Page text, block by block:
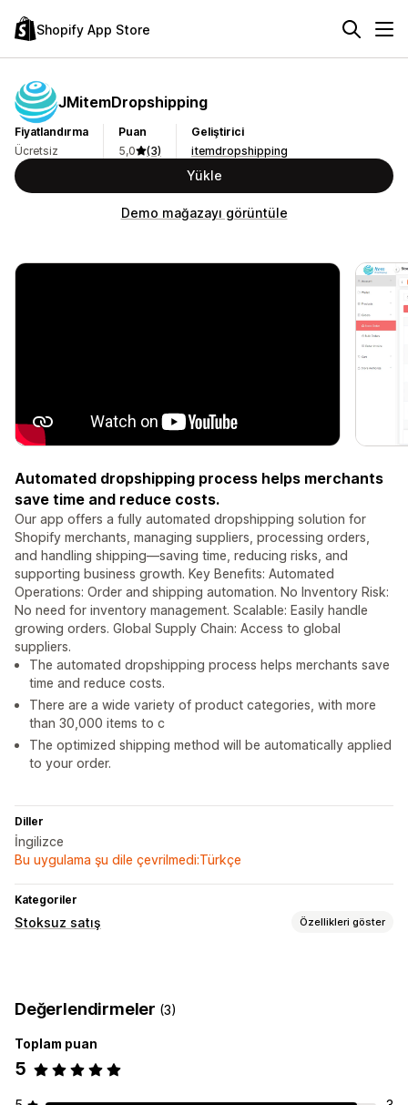
Shopify App Store
JMitemDropshipping
Fiyatlandırma
Ücretsiz
Puan
5,0
(3)
Geliştirici
itemdropshipping
Yükle
Demo mağazayı görüntüle
Automated dropshipping process helps merchants
save time and reduce costs.
Our app offers a fully automated dropshipping solution for
Shopify merchants, managing suppliers, processing orders,
and handling shipping—saving time, reducing risks, and
supporting business growth. Key Benefits: Automated
Operations: Order and shipping automation. No Inventory Risk:
No need for inventory management. Scalable: Easily handle
growing orders. Global Supply Chain: Access to global
suppliers.
The automated dropshipping process helps merchants save
time and reduce costs.
There are a wide variety of product categories, with more
than 30,000 items to c
The optimized shipping method will be automatically applied
to your order.
Diller
İngilizce
Bu uygulama şu dile çevrilmedi:Türkçe
Kategoriler
Stoksuz satış Özellikleri göster
Sanat ve el işi
Oyuncak ve oyun
Spor ürünleri
Tedarik konumları
Değerlendirmeler (3)
Toplam puan
5